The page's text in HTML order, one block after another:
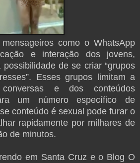
como o WhatsApp
e interação dos jovens,
possibilidade de se criar “grupos
Esses grupos limitam a
e dos conteúdos
um número específico de
conteúdo é sexual pode furar o
rapidamente por milhares de
de minutos.
em Santa Cruz e o Blog O